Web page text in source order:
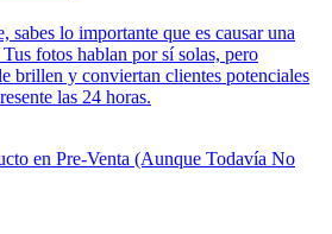
sabes lo importante que es causar una
fotos hablan por sí solas, pero
brillen y conviertan clientes potenciales
las 24 horas.